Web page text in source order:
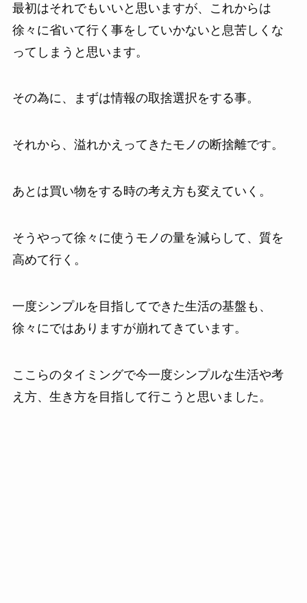
最初はそれでもいいと思いますが、これからは
徐々に省いて行く事をしていかないと息苦しくな
ってしまうと思います。
その為に、まずは情報の取捨選択をする事。
それから、溢れかえってきたモノの断捨離です。
あとは買い物をする時の考え方も変えていく。
そうやって徐々に使うモノの量を減らして、質を
高めて行く。
一度シンプルを目指してできた生活の基盤も、
徐々にではありますが崩れてきています。
ここらのタイミングで今一度シンプルな生活や考
え方、生き方を目指して行こうと思いました。